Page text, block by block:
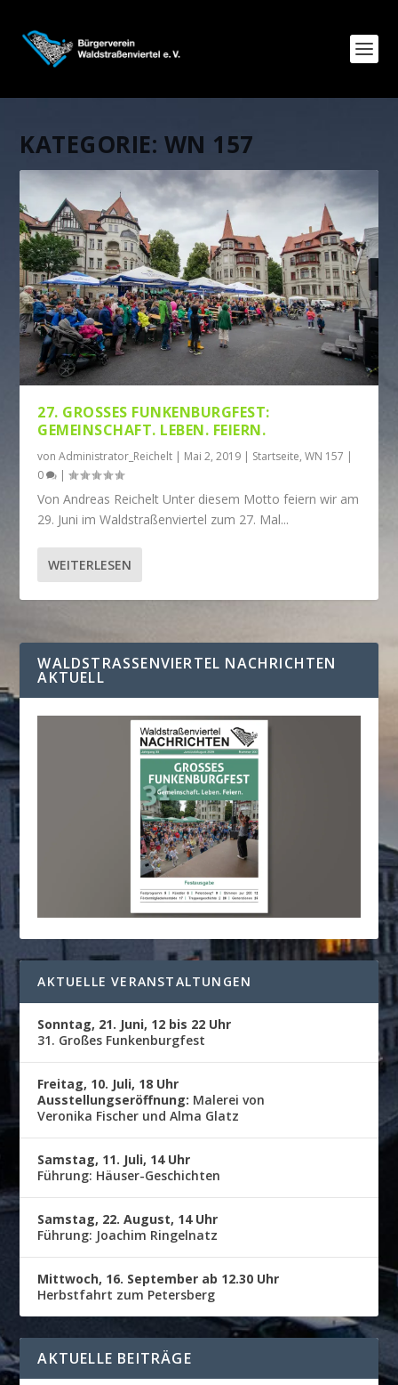
KATEGORIE: WN 157
27. GROSSES FUNKENBURGFEST: G
EMEINSCHAFT. LEBEN. FEIERN.
vonAdministrator_Reichelt | Mai 2, 2019 | Startseite,WN 157 |
0
|
Von Andreas Reichelt Unter diesem Motto feiern wir am
29. Juni im Waldstraßenviertel zum 27. Mal...
WEITERLESEN
WALDSTRASSENVIERTEL NACHRICHTEN A
KTUELL
AKTUELLE VERANSTALTUNGEN
Sonntag, 21. Juni, 12 bis 22 Uhr
31. Großes Funkenburgfest
Freitag, 10. Juli, 18 Uhr
Ausstellungseröffnung: Malerei von
Veronika Fischer und Alma Glatz
Samstag, 11. Juli, 14 Uhr
Führung: Häuser-Geschichten
Samstag, 22. August, 14 Uhr
Führung: Joachim Ringelnatz
Mittwoch, 16. September ab 12.30 Uhr
Herbstfahrt zum Petersberg
AKTUELLE BEITRÄGE